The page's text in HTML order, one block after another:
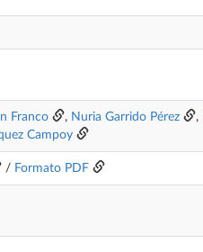
Franco , Nuria Garrido Pérez ,
Campoy
/ Formato PDF